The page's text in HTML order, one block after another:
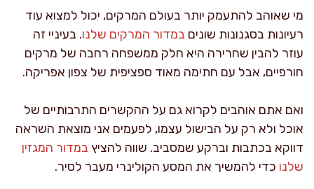
מי שאוהב להתעמק יותר בעולם המרקים, יכול למצוא עוד
רעיונות בסגנונות שונים במדור המרקים שלנו. בעיניי זה
עוזר להבין שחרירה היא חלק ממשפחה רחבה של מרקים
חורפיים, אבל עם חתימה מאוד ספציפית של צפון אפריקה.
ואם אתם אוהבים לקרוא גם על ההקשרים התרבותיים של
אוכל ולא רק על הבישול עצמו, לפעמים אני מוצאת השראה
דווקא בכתבות וברקע שמסביב. שווה להציץ במדור המגזין
שלנו כדי להמשיך את המסע הקולינרי מעבר לסיר.